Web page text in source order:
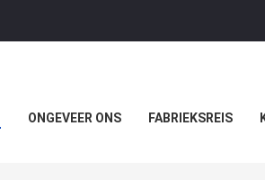
ONGEVEER ONS FABRIEKSREIS